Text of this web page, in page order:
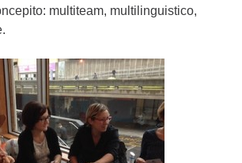
multiteam, multilinguistico,